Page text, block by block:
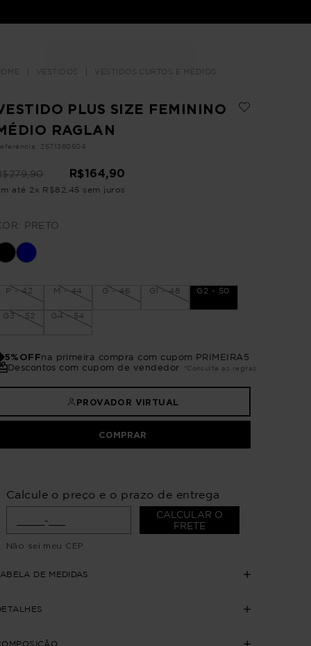
VESTIDOS VESTIDOS CURTOS E MÉDIOS
PLUS SIZE FEMININO
RAGLAN
: 2571360504
279,90 R$164,90
até 2 x R$82 45 sem juros
PRETO
P - 42 M - 44 G - 46 G1 - 48 G2 - 50
G3 - 52 G4 - 54
5%OFFna primeira compra com cupom PRIMEIRA5
Descontos com cupom de vendedor
*Consulte as regras
PROVADOR VIRTUAL
COMPRAR
Calcule o preço e o prazo de entrega
CALCULAR O
FRETE
Não sei meu CEP
DE MEDIDAS